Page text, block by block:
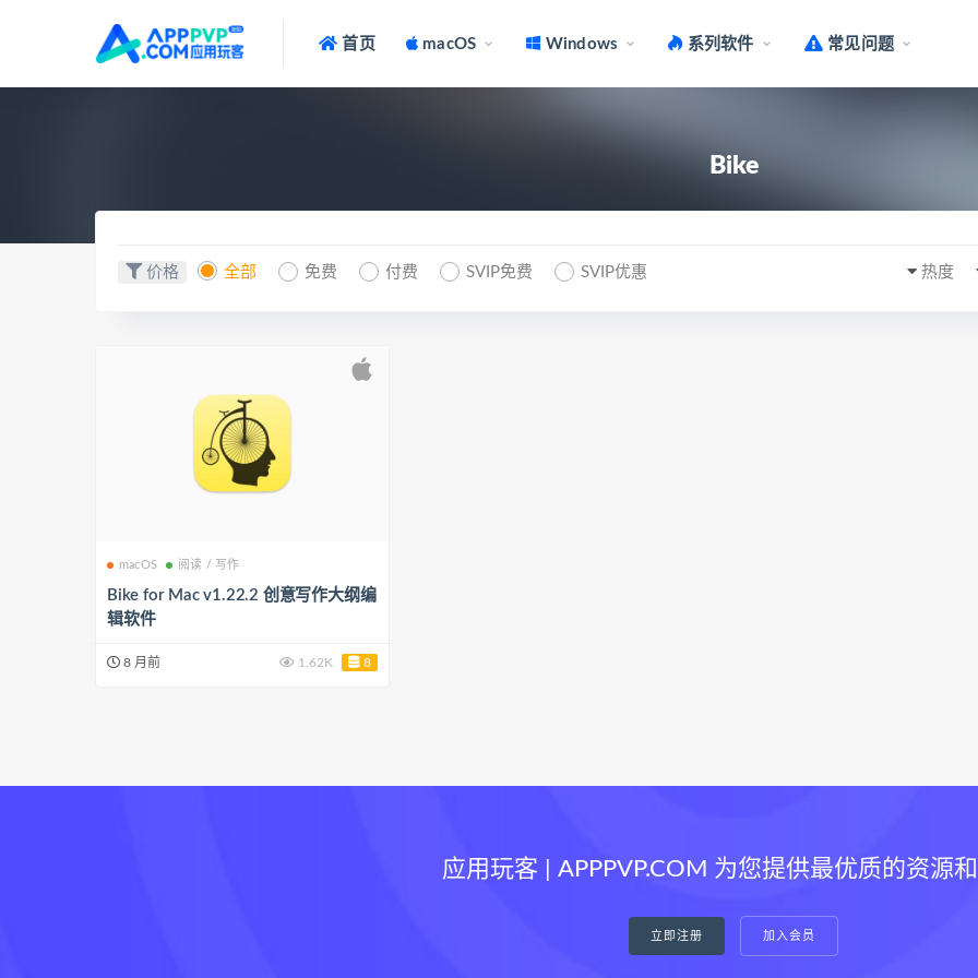
首页 macOS Windows 系列软件 常见问题
Bike
价格 全部 免费 付费 SVIP免费 SVIP优惠 热度
macOS 阅读 / 写作
Bike for Mac v1.22.2 创意写作大纲编
辑软件
8 月前 1.62K 8
应用玩客 | APPPVP.COM 为您提供最优质的资源
立即注册 加入会员